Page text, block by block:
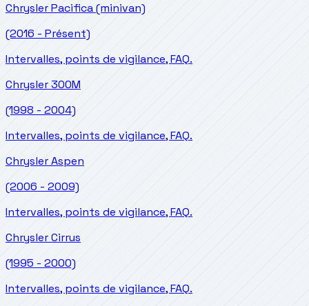
ChryslerPacifica (minivan)
(2016 - Présent)
Intervalles, points de vigilance, FAQ.
Chrysler300M
(1998 - 2004)
Intervalles, points de vigilance, FAQ.
ChryslerAspen
(2006 - 2009)
Intervalles, points de vigilance, FAQ.
ChryslerCirrus
(1995 - 2000)
Intervalles, points de vigilance, FAQ.